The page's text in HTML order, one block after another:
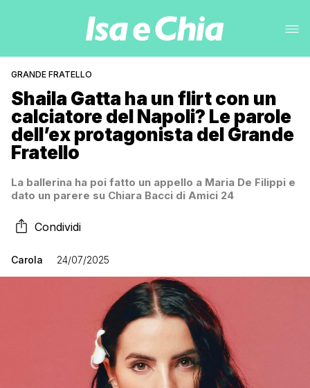
GRANDE FRATELLO
Shaila Gatta ha un flirt con un
calciatore del Napoli? Le parole
dell’ex protagonista del Grande
Fratello
La ballerina ha poi fatto un appello a Maria De Filippi e
dato un parere su Chiara Bacci di Amici 24
Condividi
Carola 24/07/2025